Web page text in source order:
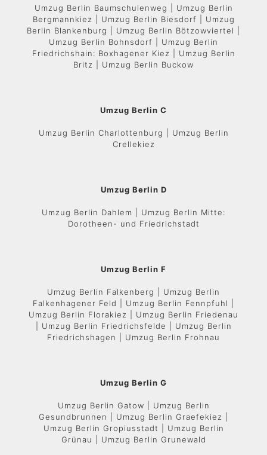
Umzug Berlin Baumschulenweg | Umzug Berlin
Bergmannkiez | Umzug Berlin Biesdorf | Umzug
Berlin Blankenburg | Umzug Berlin Bötzowviertel |
Umzug Berlin Bohnsdorf | Umzug Berlin
Friedrichshain: Boxhagener Kiez | Umzug Berlin
Britz | Umzug Berlin Buckow
Umzug Berlin C
Umzug Berlin Charlottenburg | Umzug Berlin
Crellekiez
Umzug Berlin D
Umzug Berlin Dahlem | Umzug Berlin Mitte:
Dorotheen- und Friedrichstadt
Umzug Berlin F
Umzug Berlin Falkenberg | Umzug Berlin
Falkenhagener Feld | Umzug Berlin Fennpfuhl |
Umzug Berlin Florakiez | Umzug Berlin Friedenau
| Umzug Berlin Friedrichsfelde | Umzug Berlin
Friedrichshagen | Umzug Berlin Frohnau
Umzug Berlin G
Umzug Berlin Gatow | Umzug Berlin
Gesundbrunnen | Umzug Berlin Graefekiez |
Umzug Berlin Gropiusstadt | Umzug Berlin
Grünau | Umzug Berlin Grunewald